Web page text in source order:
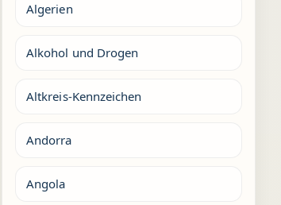
Algerien
Alkohol und Drogen
Altkreis-Kennzeichen
Andorra
Angola